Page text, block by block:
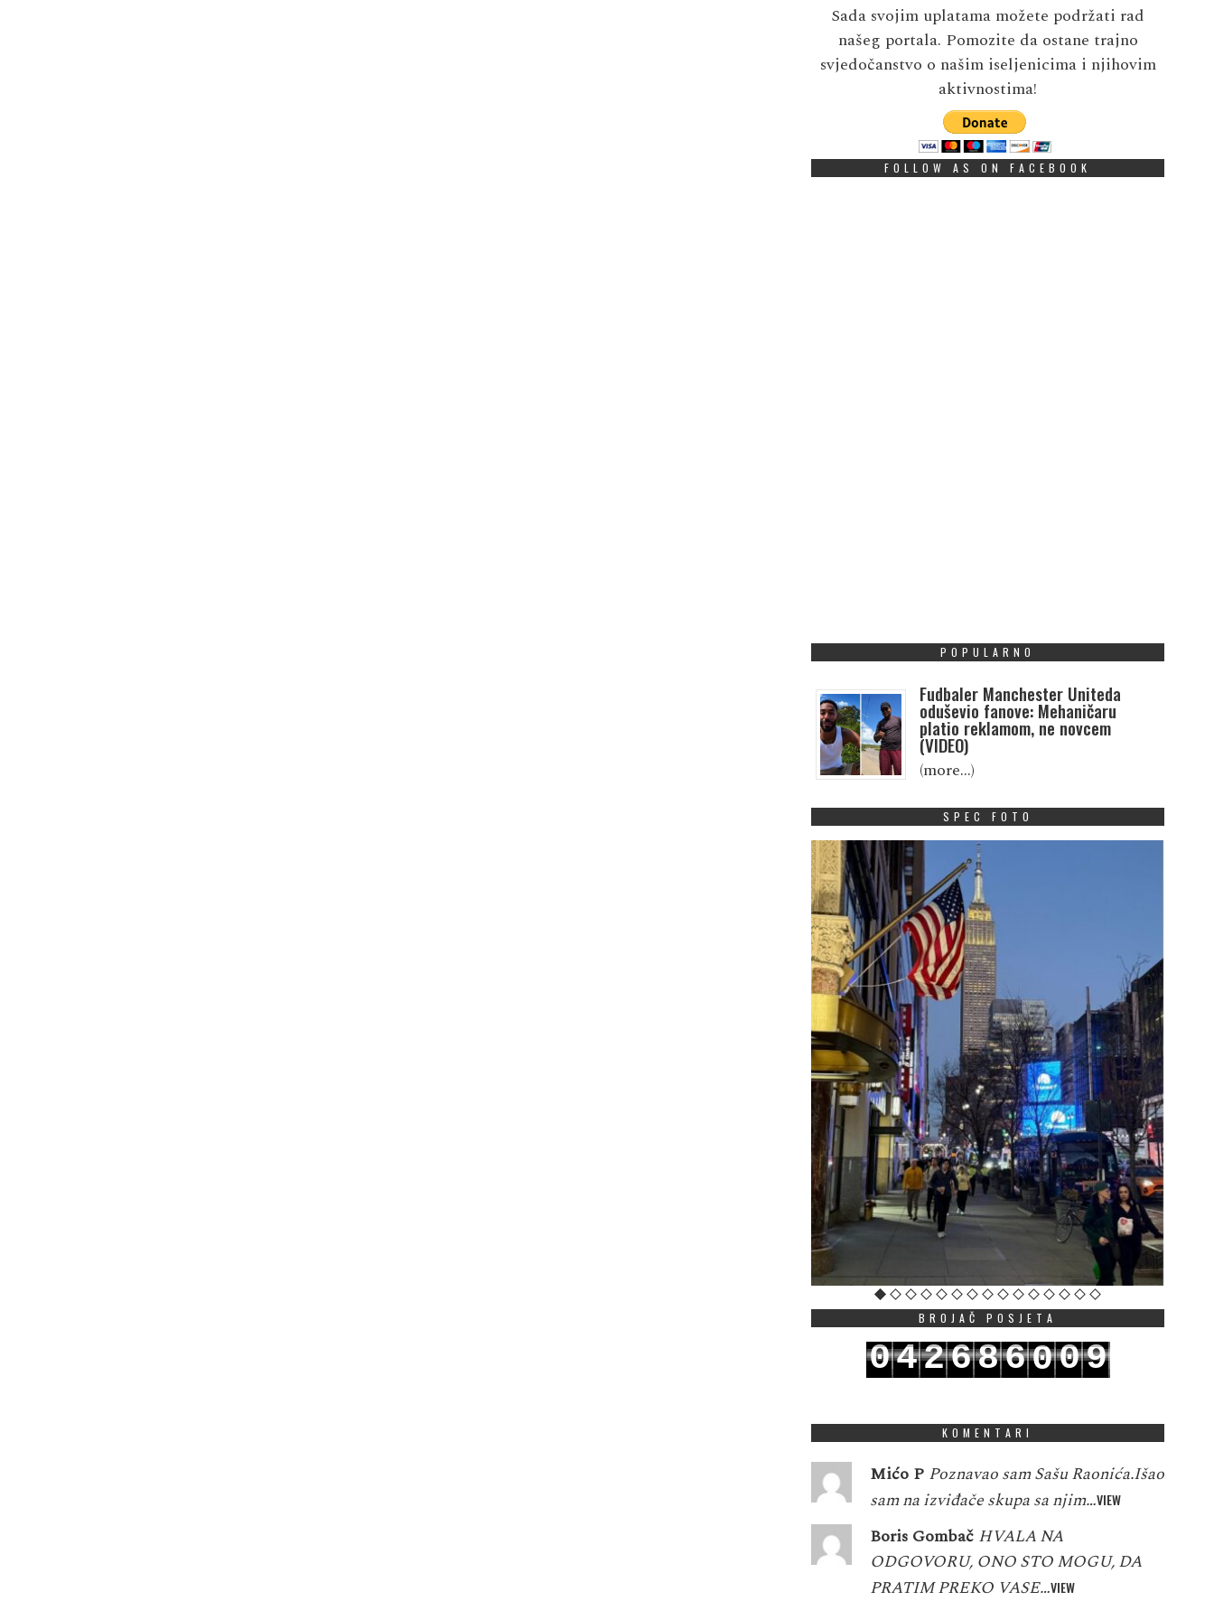
Sada svojim uplatama možete podržati rad
našeg portala. Pomozite da ostane trajno
svjedočanstvo o našim iseljenicima i njihovim
aktivnostima!
FOLLOW AS ON FACEBOOK
POPULARNO
Fudbaler Manchester Uniteda
oduševio fanove: Mehaničaru
platio reklamom, ne novcem
(VIDEO)
(more…)
SPEC FOTO
BROJAČ POSJETA
042686009
KOMENTARI
Mićo P Poznavao sam Sašu Raonića.Išao
sam na izviđače skupa sa njim…VIEW
Boris Gombač HVALA NA
ODGOVORU, ONO STO MOGU, DA
PRATIM PREKO VASE…VIEW